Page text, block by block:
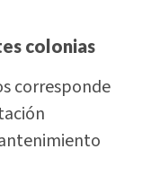
colonias
corresponde